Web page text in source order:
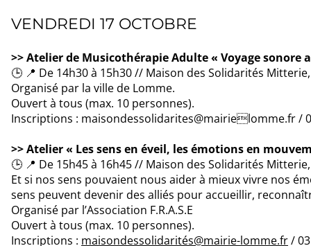
VENDREDI 17 OCTOBRE
>> Atelier de Musicothérapie Adulte « Voyage sonore
🕒 📍 De 14h30 à 15h30 // Maison des Solidarités
Organisé par la ville de Lomme.
Ouvert à tous (max. 10 personnes).
Inscriptions : maisondessolidarites@mairielomme.fr /
>> Atelier « Les sens en éveil, les émotions en
🕒 📍 De 15h45 à 16h45 // Maison des Solidarités
Et si nos sens pouvaient nous aider à mieux vivre nos
sens peuvent devenir des alliés pour accueillir,
Organisé par l’Association F.R.A.S.E
Ouvert à tous (max. 10 personnes).
Inscriptions : maisondessolidarités@mairie-lomme.fr/